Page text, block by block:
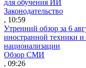
для обучения ИИ
Законодательство
, 10:59
Утренний обзор за 6
иностранной техники
национализации
Обзор СМИ
, 09:26